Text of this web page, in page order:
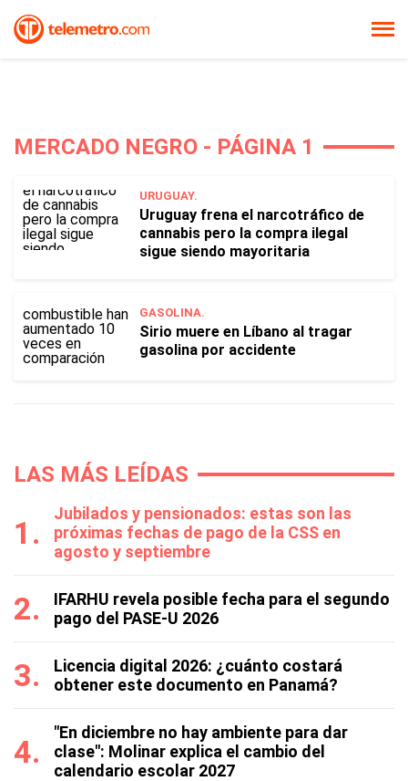
MERCADO NEGRO - PÁGINA 1
URUGUAY.
Uruguay frena el narcotráfico de
cannabis pero la compra ilegal
sigue siendo mayoritaria
GASOLINA.
Sirio muere en Líbano al tragar
gasolina por accidente
LAS MÁS LEÍDAS
Jubilados y pensionados: estas son las
próximas fechas de pago de la CSS en
agosto y septiembre
IFARHU revela posible fecha para el segundo
pago del PASE-U 2026
Licencia digital 2026: ¿cuánto costará
obtener este documento en Panamá?
"En diciembre no hay ambiente para dar
clase": Molinar explica el cambio del
calendario escolar 2027